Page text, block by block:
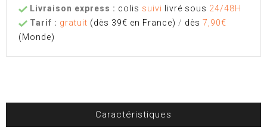
Livraison express : colis suivi livré sous 24/48H
Tarif : gratuit (dès 39€ en France) / dès 7,90€
(Monde)
Caractéristiques